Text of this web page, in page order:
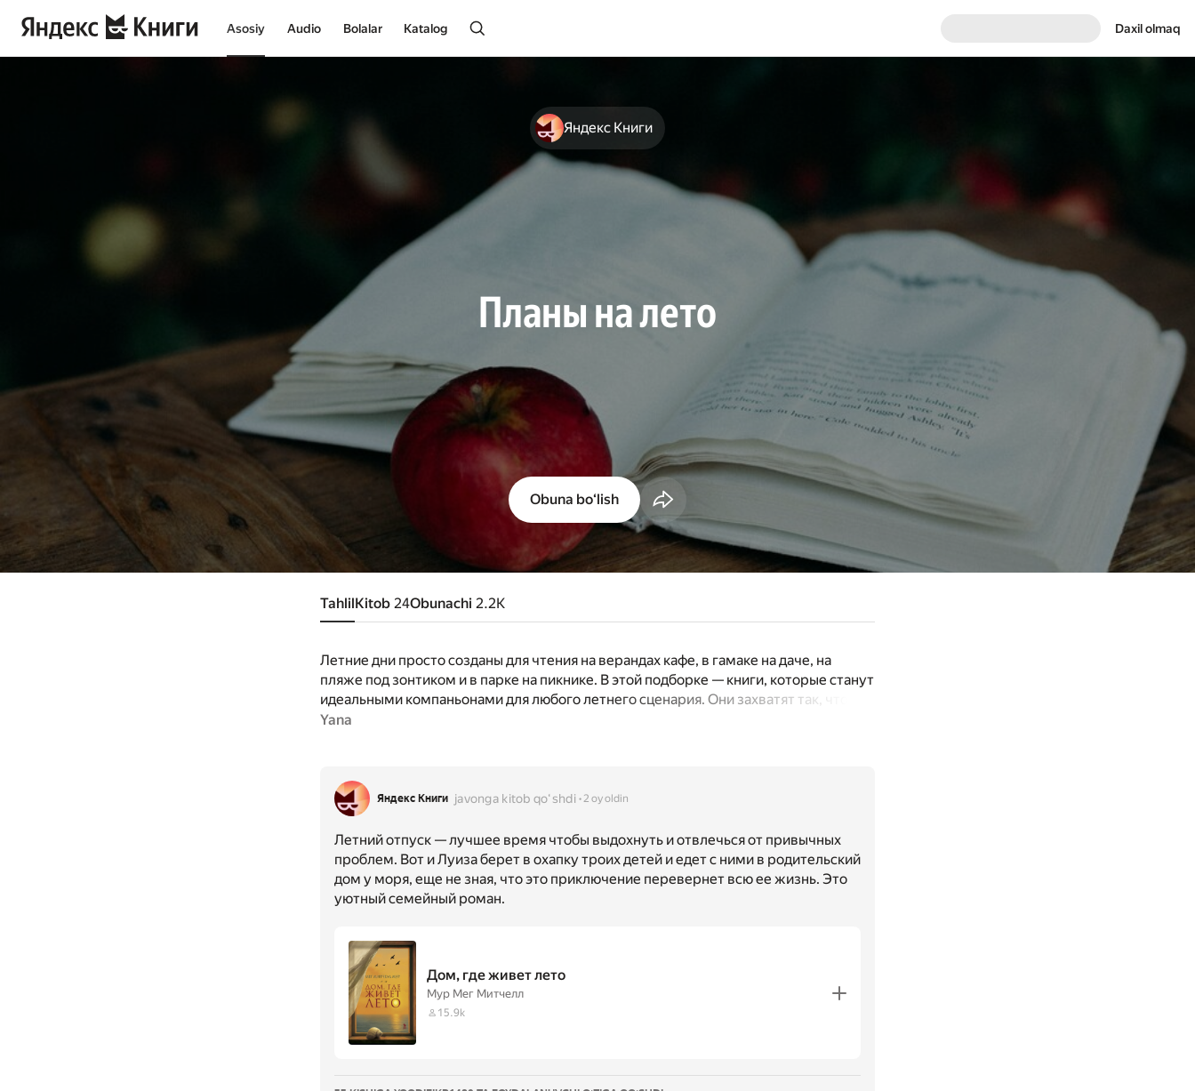
Asosiy Audio Bolalar Katalog Daxil olmaq
Яндекс Книги
Планы на лето
Obuna boʻlish
TahlilKitob 24Obunachi 2.2K
Летние дни просто созданы для чтения на верандах кафе, в гамаке на даче, на
пляже под зонтиком и в парке на пикнике. В этой подборке — книги, которые станут
идеальными компаньонами для любого летнего сценария. Они захватят так, что
можно и забыть обновить солнцезащитный крем.
Yana
Яндекс Книги javonga kitob qoʻshdi 2 oy oldin
Летний отпуск — лучшее время чтобы выдохнуть и отвлечься от привычных
проблем. Вот и Луиза берет в охапку троих детей и едет с ними в родительский
дом у моря, еще не зная, что это приключение перевернет всю ее жизнь. Это
уютный семейный роман.
Дом, где живет лето
Мур Мег Митчелл
15.9k